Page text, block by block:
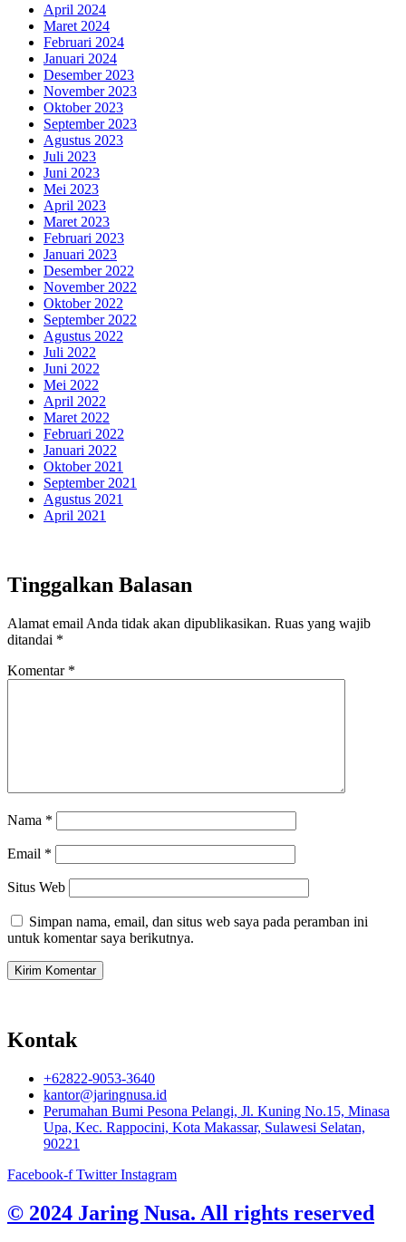
April 2024
Maret 2024
Februari 2024
Januari 2024
Desember 2023
November 2023
Oktober 2023
September 2023
Agustus 2023
Juli 2023
Juni 2023
Mei 2023
April 2023
Maret 2023
Februari 2023
Januari 2023
Desember 2022
November 2022
Oktober 2022
September 2022
Agustus 2022
Juli 2022
Juni 2022
Mei 2022
April 2022
Maret 2022
Februari 2022
Januari 2022
Oktober 2021
September 2021
Agustus 2021
April 2021
Tinggalkan Balasan
Alamat email Anda tidak akan dipublikasikan. Ruas yang wajib
ditandai *
Komentar *
Nama *
Email *
Situs Web
Simpan nama, email, dan situs web saya pada peramban ini
untuk komentar saya berikutnya.
Kontak
+62822-9053-3640
kantor@jaringnusa.id
Perumahan Bumi Pesona Pelangi, Jl. Kuning No.15, Minasa
Upa, Kec. Rappocini, Kota Makassar, Sulawesi Selatan,
90221
Facebook-f Twitter Instagram
© 2024 Jaring Nusa. All rights reserved